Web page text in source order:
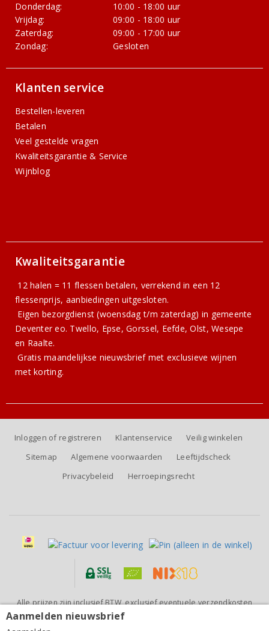
Piuze Vin Blanc Mousseux Non Dosé
Donderdag:
10:00 - 18:00 uur
Vrijdag:
09:00 - 18:00 uur
Zaterdag:
09:00 - 17:00 uur
Zondag:
Gesloten
Klanten service
Bestellen-leveren
Betalen
Veel gestelde vragen
Kwaliteitsgarantie & Service
Wijnblog
Kwaliteitsgarantie
12 halen = 11 flessen betalen, verrekend in een 12
flessenprijs, aanbiedingen uitgesloten.
Eigen bezorgdienst (woensdag t/m zaterdag) in gemeente
Deventer eo. Twello, Epse, Gorssel, Eefde, Olst, Wesepe
en Raalte.
Gratismaandelijkse nieuwsbriefmet exclusieve wijnen
met korting.
Inloggen of registreren Klantenservice
Veilig winkelen
Sitemap
Algemene voorwaarden
Leeftijdscheck
Privacybeleid
Herroepingsrecht
Alle prijzen zijn inclusief BTW, exclusief eventuele verzendkosten
(voor orders tot 6 flessen)
Aanmelden nieuwsbrief